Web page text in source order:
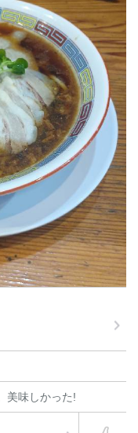
美味しかった!